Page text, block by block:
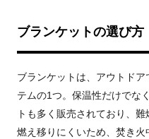
ブランケットの選び方
ブランケットは、アウトド
テムの1つ。保温性だけでな
トも多く販売されており、
燃え移りにくいため、焚き火